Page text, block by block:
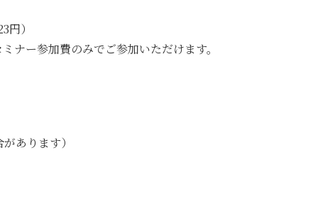
円）
ナー参加費のみでご参加いただけます。
あります）